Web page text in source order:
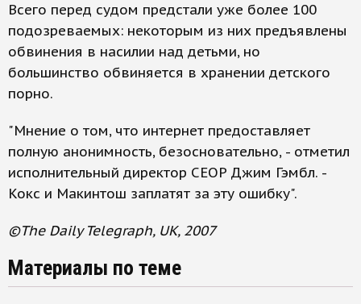
Всего перед судом предстали уже более 100
подозреваемых: некоторым из них предъявлены
обвинения в насилии над детьми, но
большинство обвиняется в хранении детского
порно.
"Мнение о том, что интернет предоставляет
полную анонимность, безосновательно, - отметил
исполнительный директор CEOP Джим Гэмбл. -
Кокс и Макинтош заплатят за эту ошибку".
©The Daily Telegraph, UK, 2007
Материалы по теме